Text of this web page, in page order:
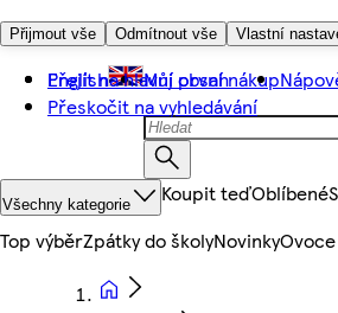
Přijmout vše Odmítnout vše Vlastní
Přejít na hlavní obsah
Přeskočit na vyhledávání
English Můj první nákup
Všechny kategorie Koupit teďOblíbené
Top výběrZpátky do školyNovinky